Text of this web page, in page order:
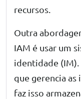
recursos.
Outra
IAM é usar um
identidade (IM).
que gerencia as
faz isso